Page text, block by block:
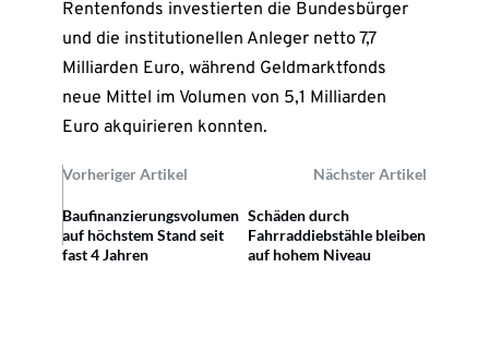
Rentenfonds investierten die Bundesbürger
und die institutionellen Anleger netto 7,7
Milliarden Euro, während Geldmarktfonds
neue Mittel im Volumen von 5,1 Milliarden
Euro akquirieren konnten.
Vorheriger Artikel Nächster Artikel
Baufinanzierungsvolumen
auf höchstem Stand seit
fast 4 Jahren
Schäden durch
Fahrraddiebstähle bleiben
auf hohem Niveau